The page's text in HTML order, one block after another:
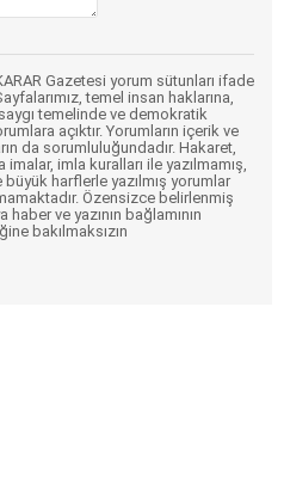
Gazetesi yorum sütunları ifade
temel insan haklarına,
temelinde ve demokratik
açıktır. Yorumların içerik ve
da sorumluluğundadır. Hakaret,
imla kuralları ile yazılmamış,
harflerle yazılmış yorumlar
Özensizce belirlenmiş
haber ve yazının bağlamının
bakılmaksızın